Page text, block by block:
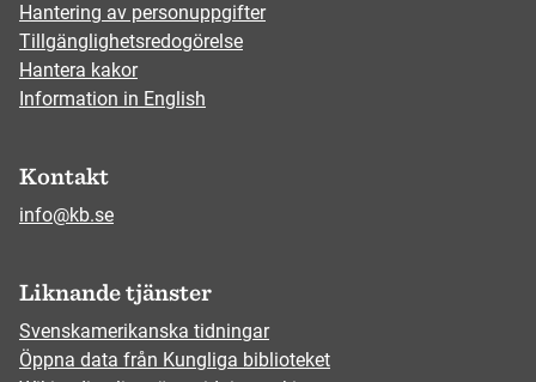
Hantering av personuppgifter
Tillgänglighetsredogörelse
Hantera kakor
Information in English
Kontakt
info@kb.se
Liknande tjänster
Svenskamerikanska tidningar
Öppna data från Kungliga biblioteket